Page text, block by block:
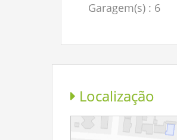
Garagem(s) : 6
Localização